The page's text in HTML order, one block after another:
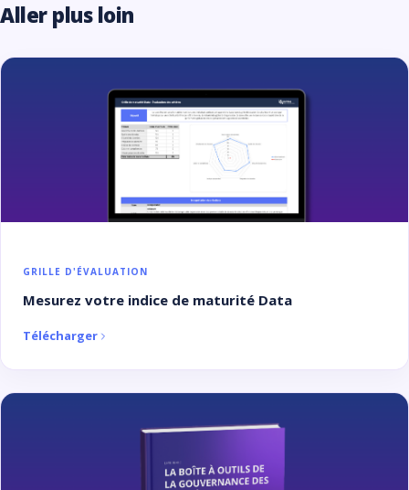
Aller plus loin
GRILLE D'ÉVALUATION
Mesurez votre indice de maturité Data
Télécharger